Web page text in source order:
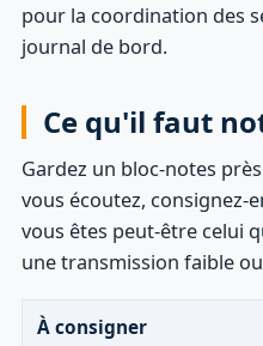
pour la coordination des
journal de bord.
Ce qu'il faut
Gardez un bloc-notes
vous écoutez,
vous êtes peut-être celui
une transmission faible
À consigner